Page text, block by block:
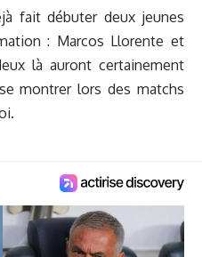
fait débuter deux jeunes
: Marcos Llorente et
là auront certainement
montrer lors des matchs